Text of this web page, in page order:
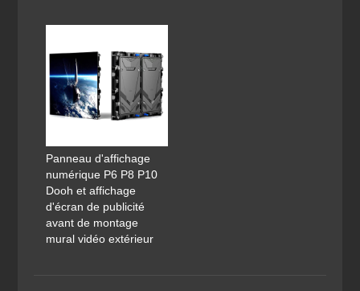
Panneau d'affichage
numérique P6 P8 P10
Dooh et affichage
d'écran de publicité
avant de montage
mural vidéo extérieur